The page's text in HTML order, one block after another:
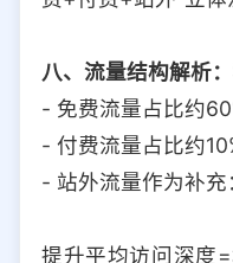
八、流量结构解析
- 免费流量占比约
- 付费流量占比约
- 站外流量作为补
提升平均访问深度